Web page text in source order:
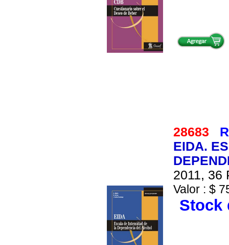
28683
EIDA.
2011, 36
Valor : $
Stock